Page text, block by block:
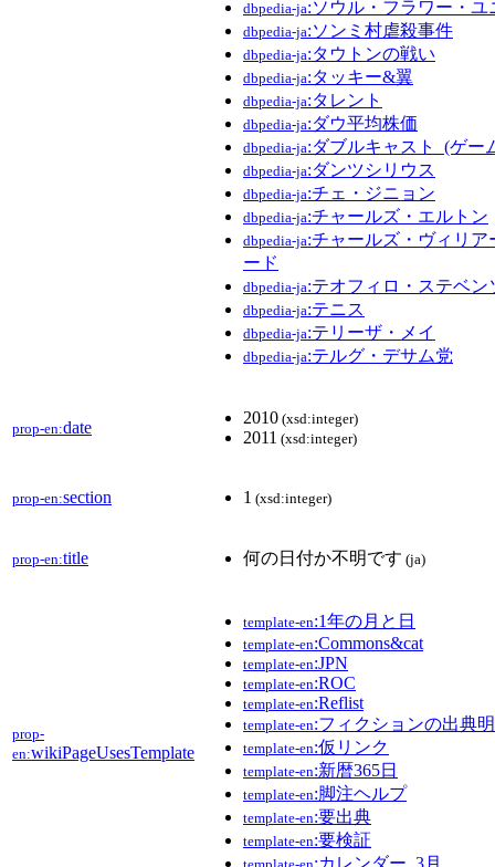
dbpedia-ja:ソウル・フラワー・ユ
dbpedia-ja:ソンミ村虐殺事件
dbpedia-ja:タウトンの戦い
dbpedia-ja:タッキー&翼
dbpedia-ja:タレント
dbpedia-ja:ダウ平均株価
dbpedia-ja:ダブルキャスト_(ゲー
dbpedia-ja:ダンツシリウス
dbpedia-ja:チェ・ジニョン
dbpedia-ja:チャールズ・エルトン
dbpedia-ja:チャールズ・ヴィリ
ード
dbpedia-ja:テオフィロ・ステベン
dbpedia-ja:テニス
dbpedia-ja:テリーザ・メイ
dbpedia-ja:テルグ・デサム党
prop-en:date
2010 (xsd:integer)
2011 (xsd:integer)
prop-en:section 1 (xsd:integer)
prop-en:title 何の日付か不明です (ja)
prop-
en:wikiPageUsesTemplate
template-en:1年の月と日
template-en:Commons&cat
template-en:JPN
template-en:ROC
template-en:Reflist
template-en:フィクションの出典
template-en:仮リンク
template-en:新暦365日
template-en:脚注ヘルプ
template-en:要出典
template-en:要検証
:カレンダー_3月